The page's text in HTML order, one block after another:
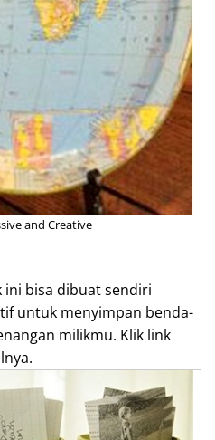
and Creative
ini bisa dibuat sendiri
untuk menyimpan benda-
milikmu. Klik link